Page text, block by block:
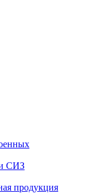
СИЗ
продукция